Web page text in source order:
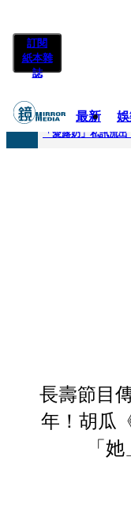
訂閱
紙本雜
誌
最新
快訊
長壽節目
年！胡瓜
「